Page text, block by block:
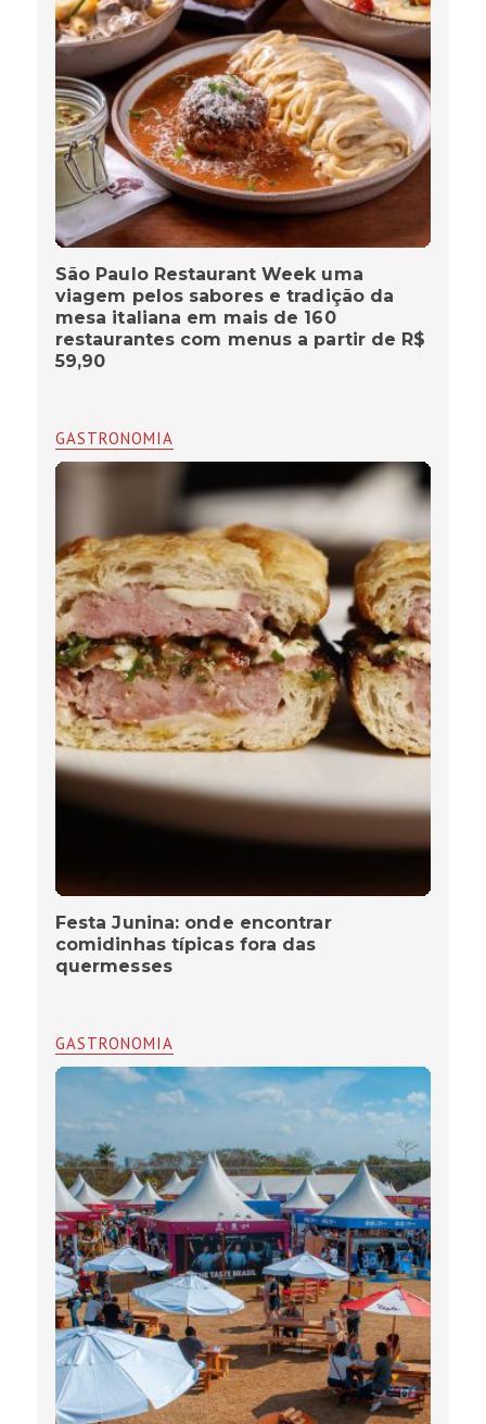
São Paulo Restaurant Week uma
viagem pelos sabores e tradição da
mesa italiana em mais de 160
restaurantes com menus a partir de R$
59,90
GASTRONOMIA
Festa Junina: onde encontrar
comidinhas típicas fora das
quermesses
GASTRONOMIA